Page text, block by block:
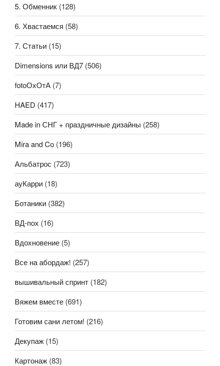
5. Обменник (128)
6. Хвастаемся (58)
7. Статьи (15)
Dimensions или ВД7 (506)
fotoОхОтА (7)
HAED (417)
Made in СНГ + праздничные дизайны (258)
Mira and Co (196)
Альбатрос (723)
ауКарри (18)
Ботаники (382)
ВД-пох (16)
Вдохновение (5)
Все на абордаж! (257)
вышивальный спринт (182)
Вяжем вместе (691)
Готовим сани летом! (216)
Декупаж (15)
Картонаж (83)